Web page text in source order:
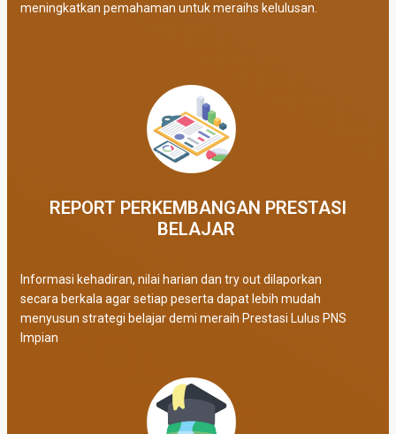
meningkatkan pemahaman untuk meraihs kelulusan.
REPORT PERKEMBANGAN PRESTASI
BELAJAR ​
Informasi kehadiran, nilai harian dan try out dilaporkan
secara berkala agar setiap peserta dapat lebih mudah
menyusun strategi belajar demi meraih Prestasi Lulus PNS
Impian